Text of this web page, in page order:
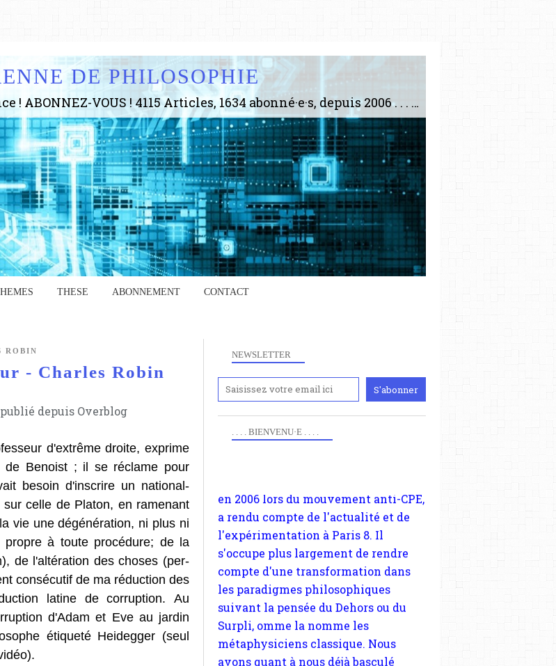
DE PHILOSOPHIE
Le plus gros site de philosophie de France ! ABONNEZ-VOUS ! 4115 Articles, 1634 abonné·e·s, depuis 2006 . . . . . . . . 2 852 214 pages vues jusqu'à présent. Prestance et être apte à un plus grand nombre de choses.
THESE ABONNEMENT CONTACT
ROBIN
- Charles Robin
Rédigé par Jean-Charles Robin et publié depuis Overblog
d'extrême droite, exprime
de Benoist ; il se réclame pour
besoin d'inscrire un national-
celle de Platon, en ramenant
vie une dégénération, ni plus ni
à toute procédure; de la
de l'altération des choses (per-
consécutif de ma réduction des
latine de corruption. Au
d'Adam et Eve au jardin
étiqueté Heidegger (seul
NEWSLETTER
. . . . BIENVENU·E . . . .
Anciennement
www.paris8philo.com, ce site, créé
en 2006 lors du mouvement anti-CPE,
a rendu compte de l'actualité et de
compte d'une transformation dans
les paradigmes philosophiques
suivant la pensée du Dehors ou du
Surpli, omme la nomme les
métaphysiciens classique. Nous
avons quant à nous déjà basculé
d'emblée dans la modernité
quantique, résolvant la plupart des
impasses philosophique du WWe
siècle. Cette pensée hors contrat est